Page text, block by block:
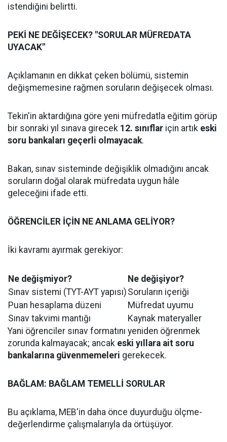
istendiğini belirtti.
PEKİ NE DEĞİŞECEK? "SORULAR MÜFREDATA
UYACAK"
Açıklamanın en dikkat çeken bölümü, sistemin
değişmemesine rağmen soruların değişecek olması.
Tekin'in aktardığına göre yeni müfredatla eğitim görüp
bir sonraki yıl sınava girecek 12. sınıflar için artık eski
soru bankaları geçerli olmayacak.
Bakan, sınav sisteminde değişiklik olmadığını ancak
soruların doğal olarak müfredata uygun hâle
geleceğini ifade etti.
ÖĞRENCİLER İÇİN NE ANLAMA GELİYOR?
İki kavramı ayırmak gerekiyor:
Ne değişmiyor?
Ne değişiyor?
Sınav sistemi (TYT-AYT yapısı) Soruların içeriği
Puan hesaplama düzeni
Müfredat uyumu
Sınav takvimi mantığı
Kaynak materyaller
Yani öğrenciler sınav formatını yeniden öğrenmek
zorunda kalmayacak; ancak eski yıllara ait soru
bankalarına güvenmemeleri gerekecek.
BAĞLAM: BAĞLAM TEMELLİ SORULAR
Bu açıklama, MEB'in daha önce duyurduğu ölçme-
değerlendirme çalışmalarıyla da örtüşüyor.